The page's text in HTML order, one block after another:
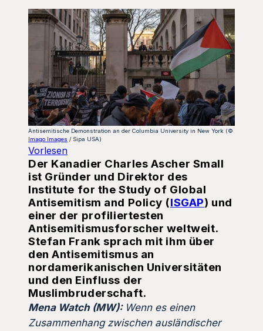
Antisemitische Demonstration an der Columbia University in New York (©
Imago Images / Sipa USA)
Vorlesen
Der Kanadier Charles Ascher Small
ist Gründer und Direktor des
Institute for the Study of Global
Antisemitism and Policy (ISGAP) und
einer der profiliertesten
Antisemitismusforscher weltweit.
Stefan Frank sprach mit ihm über
den Antisemitismus an
nordamerikanischen Universitäten
und den Einfluss der
Muslimbruderschaft.
Mena Watch (MW): Wenn es einen
Zusammenhang zwischen ausländischer